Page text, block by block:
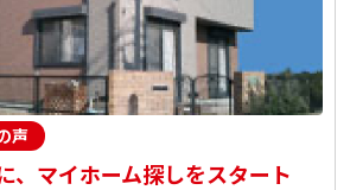
声
、マイホーム探しをスタート